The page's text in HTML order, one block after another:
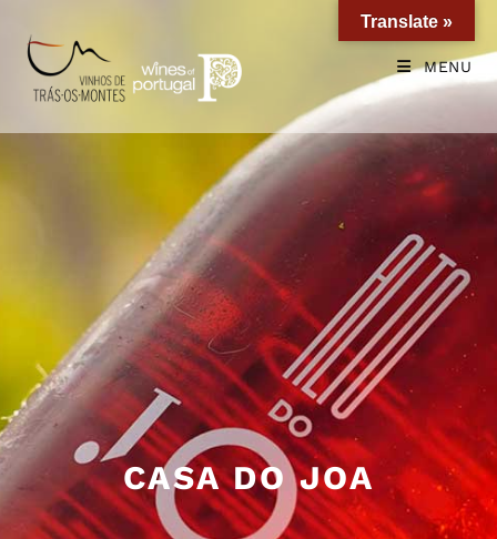
MENU
CASA DO JOA
Translate »